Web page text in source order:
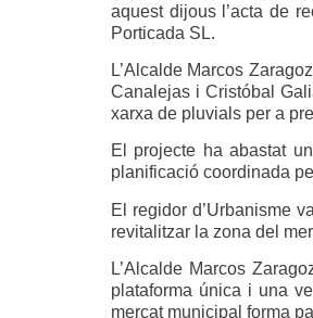
aquest dijous l’acta de
Porticada SL.
L’Alcalde Marcos
Canalejas i Cristóbal
xarxa de pluvials per a
El projecte ha abastat
planificació coordinada
El regidor d’Urbanisme
revitalitzar la zona del
L’Alcalde Marcos
plataforma única i una
mercat municipal forma